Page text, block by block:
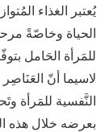
يُعتبر الغذاء
الحياة وخاصّةً
للمَرأة الحَامل
لاسيما أنّ العَنَاصِر
النَّفسية للمَرأة
بعرضه خلال هذه